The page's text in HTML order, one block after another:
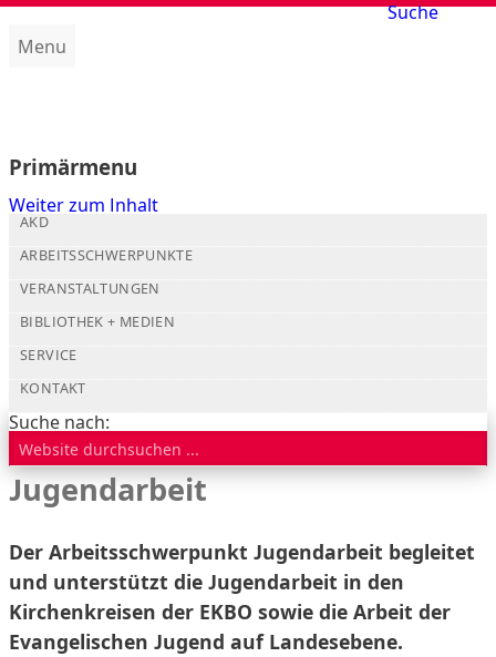
Menu
Primärmenu
Weiter zum Inhalt
AKD
ARBEITSSCHWERPUNKTE
VERANSTALTUNGEN
BIBLIOTHEK + MEDIEN
SERVICE
KONTAKT
Suche
Suche nach:
Jugendarbeit
Der Arbeitsschwerpunkt Jugendarbeit begleitet
und unterstützt die Jugendarbeit in den
Kirchenkreisen der EKBO sowie die Arbeit der
Evangelischen Jugend auf Landesebene.